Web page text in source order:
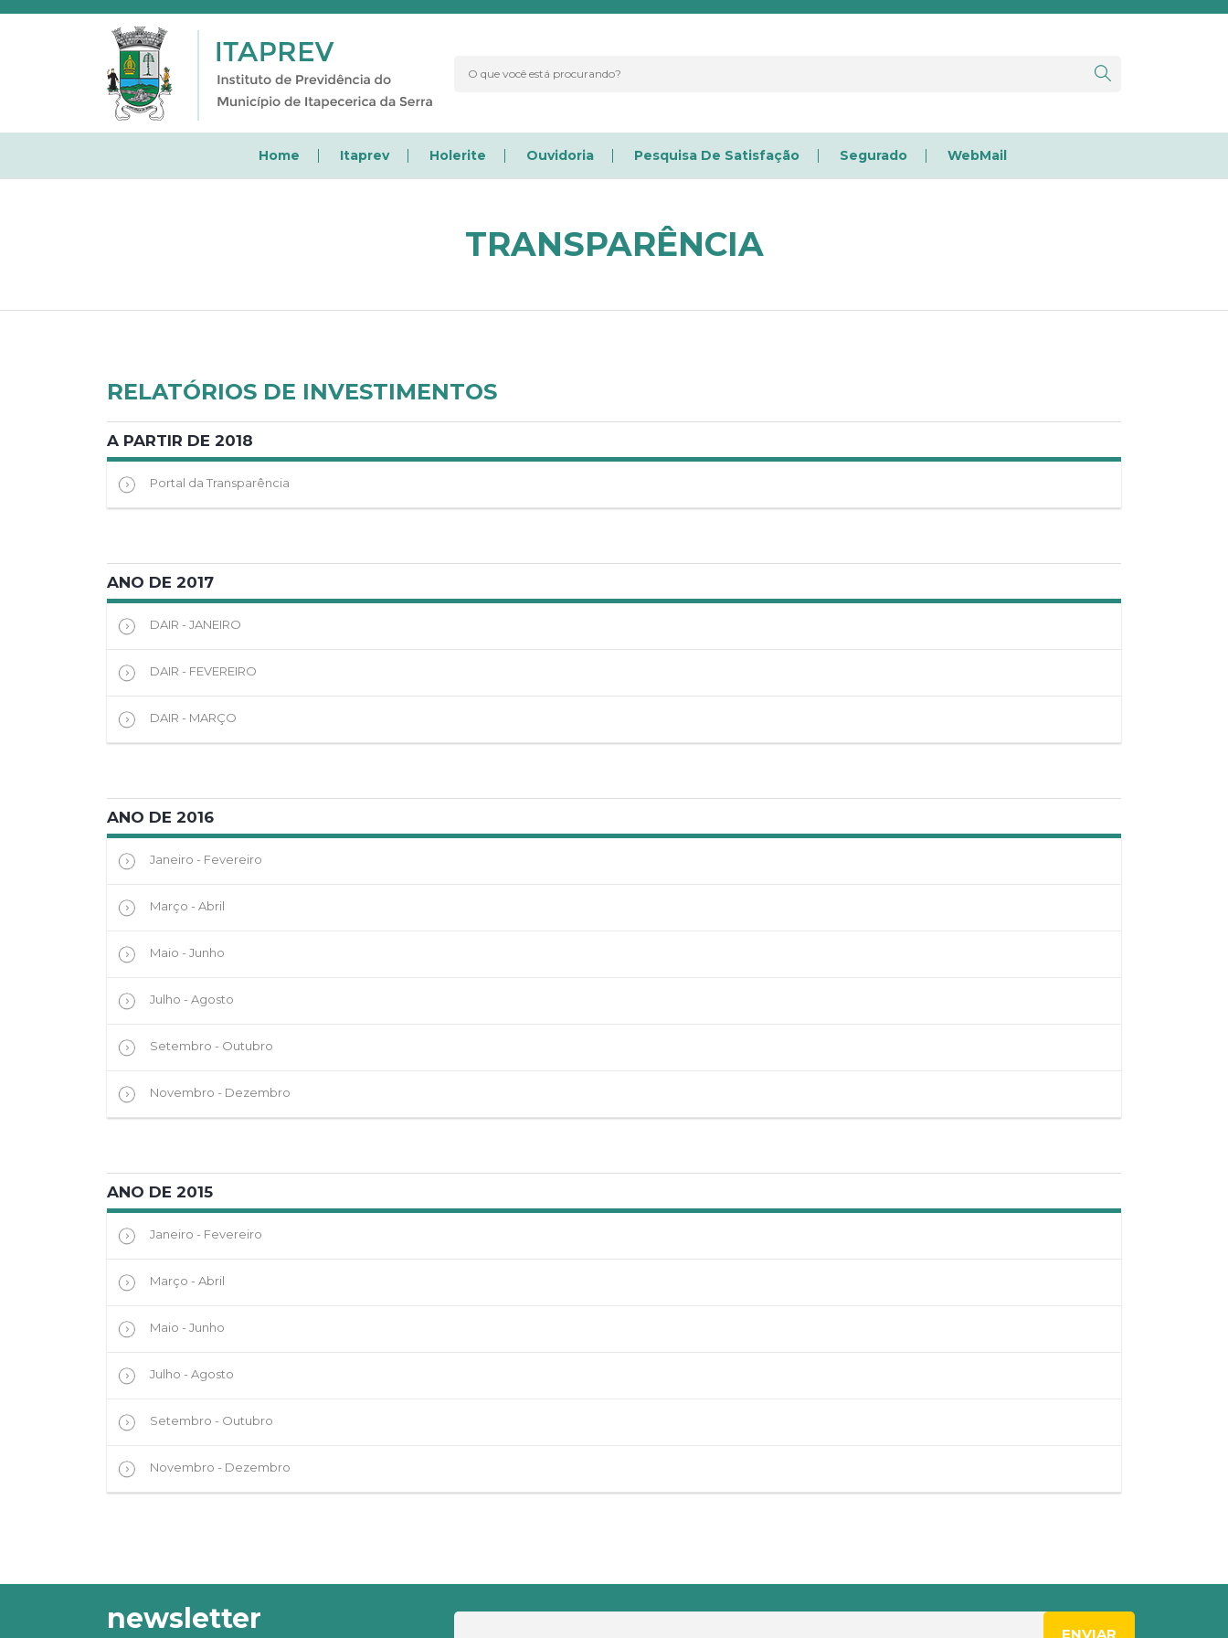
Home Itaprev Holerite Ouvidoria Pesquisa De Satisfação Segurado WebMail
TRANSPARÊNCIA
RELATÓRIOS DE INVESTIMENTOS
A PARTIR DE 2018
Portal da Transparência
ANO DE 2017
DAIR - JANEIRO
DAIR - FEVEREIRO
DAIR - MARÇO
ANO DE 2016
Janeiro - Fevereiro
Março - Abril
Maio - Junho
Julho - Agosto
Setembro - Outubro
Novembro - Dezembro
ANO DE 2015
Janeiro - Fevereiro
Março - Abril
Maio - Junho
Julho - Agosto
Setembro - Outubro
Novembro - Dezembro
newsletter